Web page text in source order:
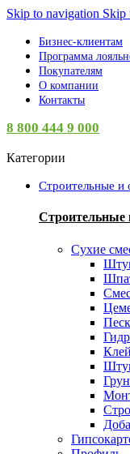
Skip to navigation Skip
Бизнес-клиентам
Программа
Покупателям
О компании
Контакты
8 800 444 9 000
Категории
Строительные и
Строительные
Сухие